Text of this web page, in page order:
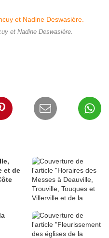
et Nadine Deswasière.
et de